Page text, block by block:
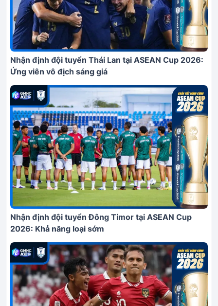
Nhận định đội tuyển Thái Lan tại ASEAN Cup 2026:
Ứng viên vô địch sáng giá
Nhận định đội tuyển Đông Timor tại ASEAN Cup
2026: Khả năng loại sớm